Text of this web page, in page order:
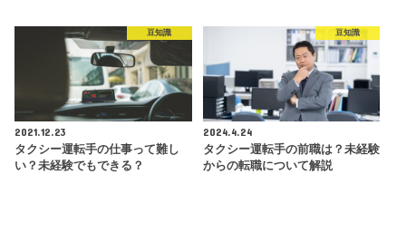
豆知識
2021.12.23
タクシー運転手の仕事って難し
い？未経験でもできる？
豆知識
2024.4.24
タクシー運転手の前職は？未経験
からの転職について解説